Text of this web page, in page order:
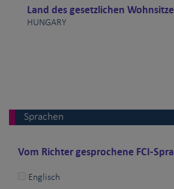
Land des gesetzlichen
HUNGARY
Sprachen
Vom Richter gesprochene FCI-
Englisch